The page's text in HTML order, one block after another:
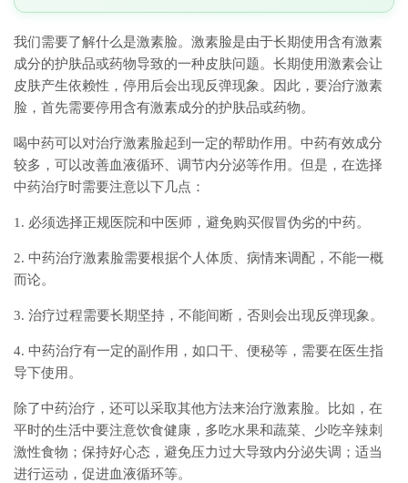
我们需要了解什么是激素脸。激素脸是由于长期使用含有激素
成分的护肤品或药物导致的一种皮肤问题。长期使用激素会让
皮肤产生依赖性，停用后会出现反弹现象。因此，要治疗激素
脸，首先需要停用含有激素成分的护肤品或药物。
喝中药可以对治疗激素脸起到一定的帮助作用。中药有效成分
较多，可以改善血液循环、调节内分泌等作用。但是，在选择
中药治疗时需要注意以下几点：
1. 必须选择正规医院和中医师，避免购买假冒伪劣的中药。
2. 中药治疗激素脸需要根据个人体质、病情来调配，不能一概
而论。
3. 治疗过程需要长期坚持，不能间断，否则会出现反弹现象。
4. 中药治疗有一定的副作用，如口干、便秘等，需要在医生指
导下使用。
除了中药治疗，还可以采取其他方法来治疗激素脸。比如，在
平时的生活中要注意饮食健康，多吃水果和蔬菜、少吃辛辣刺
激性食物；保持好心态，避免压力过大导致内分泌失调；适当
进行运动，促进血液循环等。